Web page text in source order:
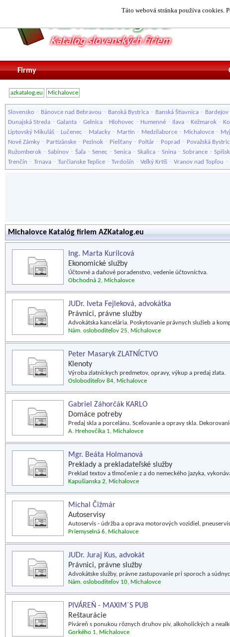
Táto webová stránka používa cookies.
Firmy
azkatalog.eu Michalovce
Slovensko - Bánovce nad Bebravou - Banská Bystrica - Banská Štiavnica - Bardejov
Dunajská Streda - Galanta - Gelnica - Hlohovec - Humenné - Ilava - Kežmarok -
Liptovský Mikuláš - Lučenec - Malacky - Martin - Medzilaborce - Michalovce -
Nové Zámky - Partizánske - Pezinok - Piešťany - Poltár - Poprad - Považská
Ružomberok - Sabinov - Šaľa - Senec - Senica - Skalica - Snina - Sobrance -
Trenčín - Trnava - Turčianske Teplice - Tvrdošín - Veľký Krtíš - Vranov nad Topľou -
Michalovce Katalóg firiem AZKatalog.eu
Ing. Marta Kurilcová
Ekonomické služby
Účtovné a daňové poradenstvo, vedenie účtovníctva.
Obchodná 2, Michalovce
JUDr. Iveta Fejleková, advokátka
Právnici, právne služby
Advokátska kancelária. Poskytovanie právnych služieb a
Nám. osloboditeľov 25, Michalovce
Peter Masaryk ZLATNÍCTVO
Klenoty
Výroba zlatníckych predmetov, opravy, výkup a predaj zlata.
Osloboditeľov 84, Michalovce
Gabriel Záhorčák KARLO
Domáce potreby
Predaj skla a porcelánu. Sceľovanie a opravy skla.
A. Hrehovčíka 1, Michalovce
Mgr. Beáta Holmanová
Preklady a prekladateľské služby
Preklad textov a tlmočenie z a do nemeckého jazyka,
Kapušianska 2, Michalovce
Michal Čižmár
Autoservisy
Autoservis - údržba a oprava motorových vozidiel,
Priemyselná 6, Michalovce
JUDr. Juraj Kus, advokát
Právnici, právne služby
Advokátske služby, právne zastupovanie pri sporoch a
Nám. osloboditeľov 10, Michalovce
PIVÁREŇ - MAXIM´S PUB
Reštaurácie
Piváreň s ponukou rôznych druhov pív, alkoholických a
Gorkého 1, Michalovce